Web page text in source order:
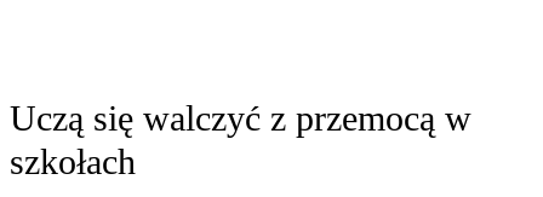
Uczą się walczyć z przemocą w
szkołach